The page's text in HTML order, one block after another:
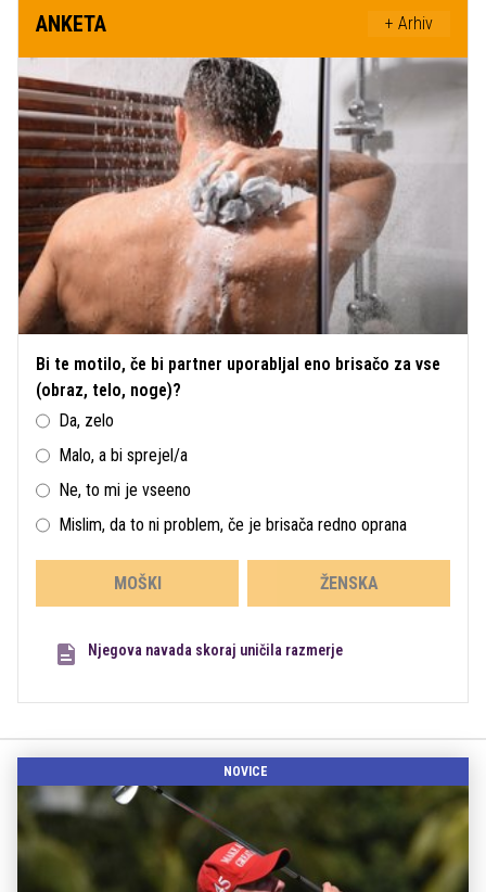
ANKETA + Arhiv
Bi te motilo, če bi partner uporabljal eno brisačo za vse
(obraz, telo, noge)?
Da, zelo
Malo, a bi sprejel/a
Ne, to mi je vseeno
Mislim, da to ni problem, če je brisača redno oprana
MOŠKI ŽENSKA
Njegova navada skoraj uničila razmerje
NOVICE